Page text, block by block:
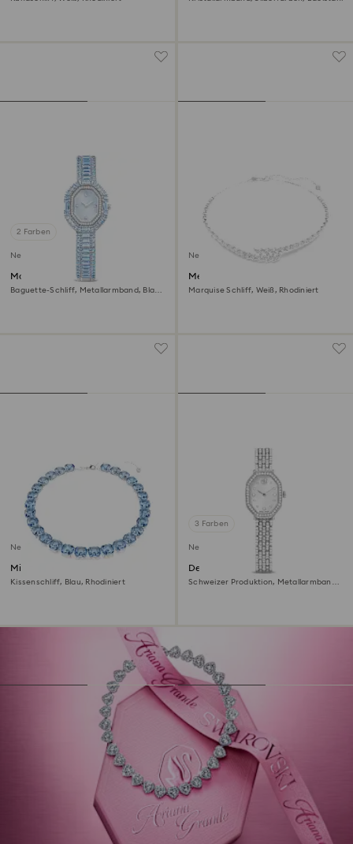
2 Farben
Neu
Matrix octagon Uhr
Baguette-Schliff, Metallarmband, Blau,
Neu
Mesmera Halskette
Marquise Schliff, Weiß, Rhodiniert
Neu
Millenia Halskette
Kissenschliff, Blau, Rhodiniert
3 Farben
Neu
Dextera octagon Uhr
Schweizer Produktion, Metallarmband,